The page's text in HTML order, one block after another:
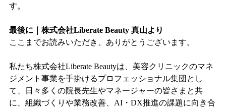
す。
最後に｜株式会社Liberate Beauty 真山より
ここまでお読みいただき、ありがとうございます。
私たち株式会社Liberate Beautyは、美容クリニックのマネ
ジメント事業を手掛けるプロフェッショナル集団とし
て、日々多くの院長先生やマネージャーの皆さまと共
に、組織づくりや業務改善、AI・DX推進の課題に向き合